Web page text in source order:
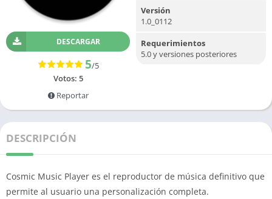
DESCARGAR
5/5
Votos: 5
Reportar
Versión
1.0_0112
Requerimientos
5.0 y versiones posteriores
DESCRIPCIÓN
Cosmic Music Player es el reproductor de música definitivo que
permite al usuario una personalización completa.